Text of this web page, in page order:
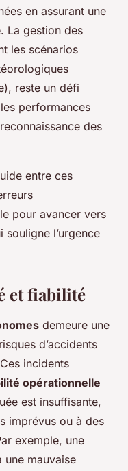
en assurant une
La gestion des
les scénarios
reste un défi
performances
des
entre ces
pour avancer vers
l’urgence
et fiabilité
demeure une
d’accidents
incidents
opérationnelle
est insuffisante,
imprévus ou à des
exemple, une
mauvaise